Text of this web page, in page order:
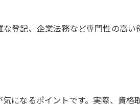
模で見る司法書士の真実
入とリスクのバランスを司法書士で
登記、企業法務など専門性の高
になるポイントです。実際、資